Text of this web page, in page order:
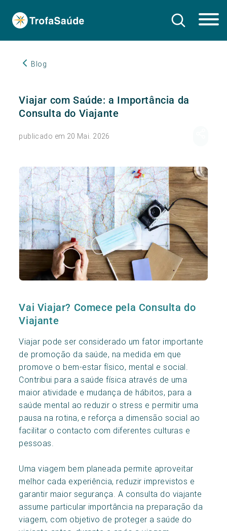
Blog
Viajar com Saúde: a Importância da
Consulta do Viajante
publicado em 20 Mai. 2026
Vai Viajar? Comece pela Consulta do
Viajante
Viajar pode ser considerado um fator importante
de promoção da saúde, na medida em que
promove o bem-estar físico, mental e social.
Contribui para a saúde física através de uma
maior atividade e mudança de hábitos, para a
saúde mental ao reduzir o stress e permitir uma
pausa na rotina, e reforça a dimensão social ao
facilitar o contacto com diferentes culturas e
pessoas.
Uma viagem bem planeada permite aproveitar
melhor cada experiência, reduzir imprevistos e
garantir maior segurança. A consulta do viajante
assume particular importância na preparação da
viagem, com objetivo de proteger a saúde do